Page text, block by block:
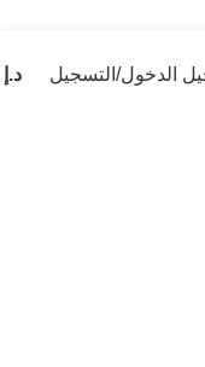
الدخول/التسجيل د.إ